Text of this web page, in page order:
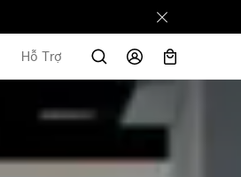
Hỗ Trợ